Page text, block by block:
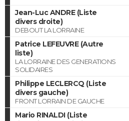
Jean-Luc ANDRE (Liste
divers droite)
DEBOUT LA LORRAINE
Patrice LEFEUVRE (Autre
liste)
LA LORRAINE DES GENERATIONS
SOLIDAIRES
Philippe LECLERCQ (Liste
divers gauche)
FRONT LORRAIN DE GAUCHE
Mario RINALDI (Liste